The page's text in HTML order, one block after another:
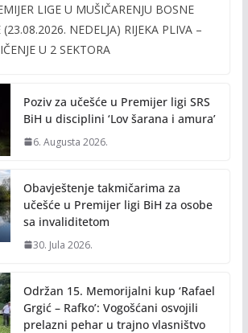
ai
l
p
y
n
k
LIGE U MUŠIČARENJU BOSNE
(23.08.2026. NEDELJA) RIJEKA PLIVA –
U 2 SEKTORA
Poziv za učešće u Premijer ligi SRS
BiH u disciplini ‘Lov šarana i amura’
6. Augusta 2026.
Obavještenje takmičarima za
učešće u Premijer ligi BiH za osobe
sa invaliditetom
30. Jula 2026.
Održan 15. Memorijalni kup ‘Rafael
Grgić – Rafko’: Vogošćani osvojili
prelazni pehar u trajno vlasništvo